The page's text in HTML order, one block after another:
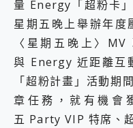
量 Energy「超粉卡
星期五晚上舉辦年度
〈星期五晚上〉
與 Energy 近距離互
「超粉計畫」活動期
章任務，就有機會
五 Party VIP 特席、